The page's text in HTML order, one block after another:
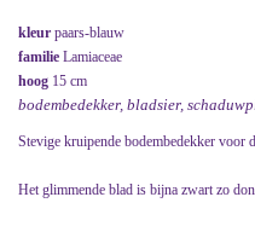
kleur paars-blauw
familie Lamiaceae
hoog 15 cm
bodembedekker, bladsier,
Stevige kruipende bodembedekker voor
Het glimmende blad is bijna zwart zo